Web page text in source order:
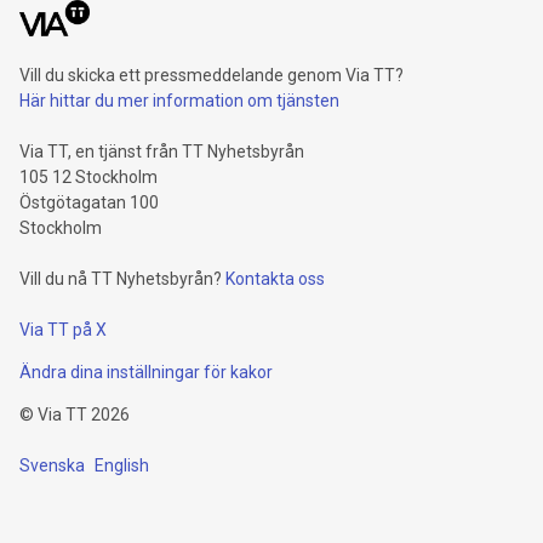
Vill du skicka ett pressmeddelande genom Via TT?
Här hittar du mer information om tjänsten
Via TT, en tjänst från TT Nyhetsbyrån
105 12 Stockholm
Östgötagatan 100
Stockholm
Vill du nå TT Nyhetsbyrån? Kontakta oss
Via TT på X
Ändra dina inställningar för kakor
© Via TT2026
Svenska English